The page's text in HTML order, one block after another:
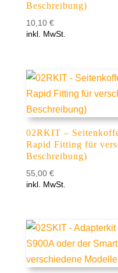
Beschreibung)
10,10 €
inkl. MwSt.
02RKIT –
Rapid Fitting für
Beschreibung)
55,00 €
inkl. MwSt.